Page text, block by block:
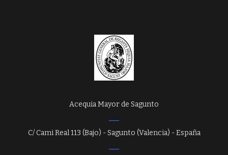
Acequia Mayor de Sagunto
C/ Cami Real 113 (Bajo) - Sagunto (Valencia) - España